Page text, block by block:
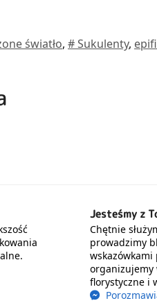
światło, # Sukulenty,
Jesteśmy z
Chętnie
prowadzimy
organizujemy
florystyczne i